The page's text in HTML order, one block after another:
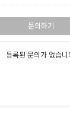
문의하기
등록된 문의가 없습니